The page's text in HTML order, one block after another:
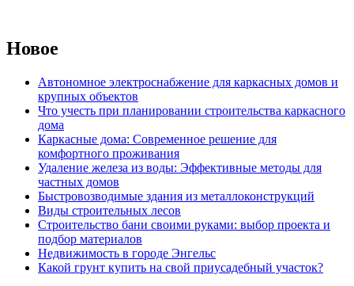
Новое
Автономное электроснабжение для каркасных домов и
крупных объектов
Что учесть при планировании строительства каркасного
дома
Каркасные дома: Современное решение для
комфортного проживания
Удаление железа из воды: Эффективные методы для
частных домов
Быстровозводимые здания из металлоконструкций
Виды строительных лесов
Строительство бани своими руками: выбор проекта и
подбор материалов
Недвижимость в городе Энгельс
Какой грунт купить на свой приусадебный участок?